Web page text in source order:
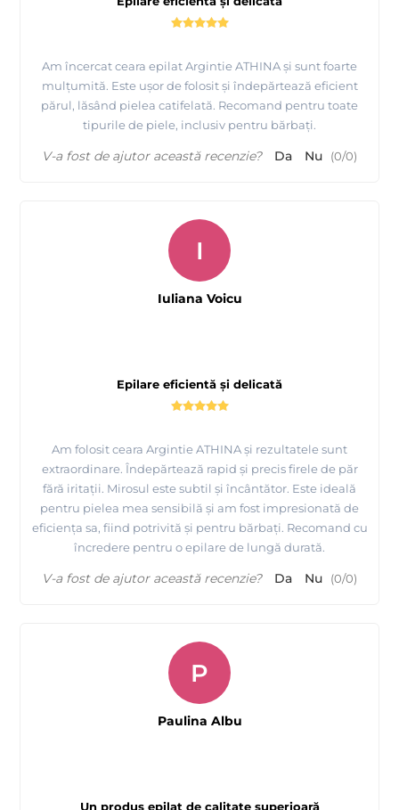
Am încercat ceara epilat Argintie ATHINA și sunt foarte
mulțumită. Este ușor de folosit și îndepărtează eficient
părul, lăsând pielea catifelată. Recomand pentru toate
tipurile de piele, inclusiv pentru bărbați.
V-a fost de ajutor această recenzie? Da Nu (0/0)
Epilare eficientă și delicată
Am folosit ceara Argintie ATHINA și rezultatele sunt
extraordinare. Îndepărtează rapid și precis firele de păr
fără iritații. Mirosul este subtil și încântător. Este ideală
pentru pielea mea sensibilă și am fost impresionată de
eficiența sa, fiind potrivită și pentru bărbați. Recomand cu
încredere pentru o epilare de lungă durată.
I
Iuliana Voicu
V-a fost de ajutor această recenzie? Da Nu (0/0)
Un produs epilat de calitate superioară
P
Paulina Albu